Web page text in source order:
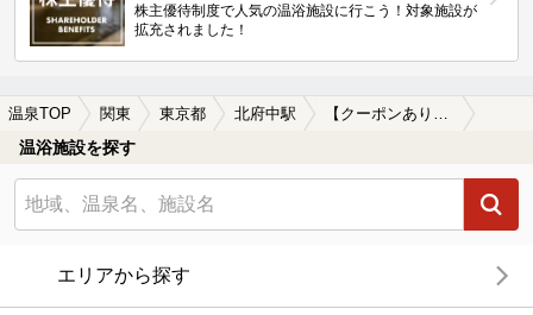
株主優待制度で人気の温浴施設に行こう！対象施設が
拡充されました！
温泉TOP 関東 東京都 北府中駅 【クーポンあり】切り傷に効能がある北府中駅近くの温泉、日帰り温泉、スーパー銭湯おすすめ
温浴施設を探す
エリアから探す